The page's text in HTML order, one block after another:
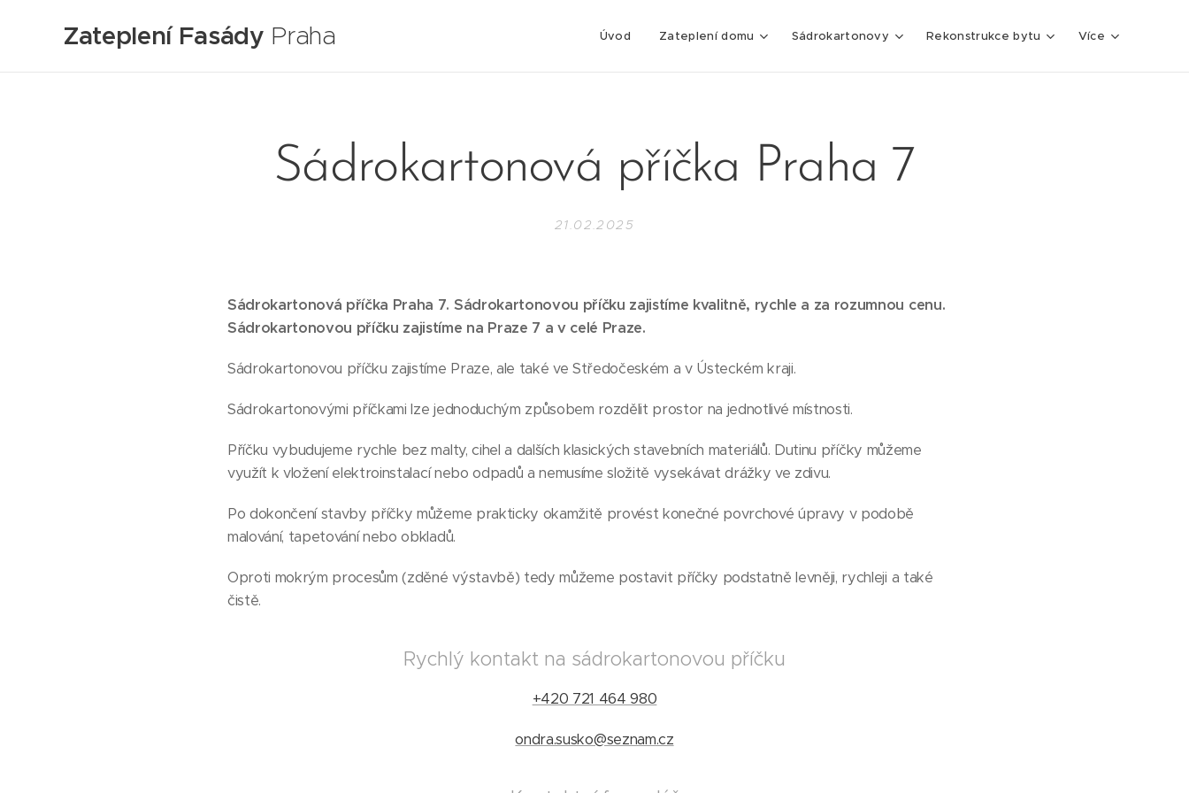
Zateplení Fasády Praha Úvod Zateplení domu Sádrokartonovy Rekonstrukce bytu Více
Sádrokartonová příčka Praha 7
21.02.2025
Sádrokartonová příčka Praha 7. Sádrokartonovou příčku zajistíme kvalitně, rychle a za rozumnou cenu.
Sádrokartonovou příčku zajistíme na Praze 7 a v celé Praze.
Sádrokartonovou příčku zajistíme Praze, ale také ve Středočeském a v Ústeckém kraji.
Sádrokartonovými příčkami lze jednoduchým způsobem rozdělit prostor na jednotlivé místnosti.
Příčku vybudujeme rychle bez malty, cihel a dalších klasických stavebních materiálů. Dutinu příčky můžeme
využít k vložení elektroinstalací nebo odpadů a nemusíme složitě vysekávat drážky ve zdivu.
Po dokončení stavby příčky můžeme prakticky okamžitě provést konečné povrchové úpravy v podobě
malování, tapetování nebo obkladů.
Oproti mokrým procesům (zděné výstavbě) tedy můžeme postavit příčky podstatně levněji, rychleji a také
čistě.
Rychlý kontakt na sádrokartonovou příčku
+420 721 464 980
ondra.susko@seznam.cz